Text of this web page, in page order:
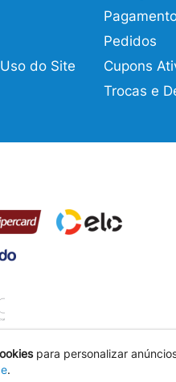
do Site
Pedidos
Cupons
Trocas e
para personalizar
.